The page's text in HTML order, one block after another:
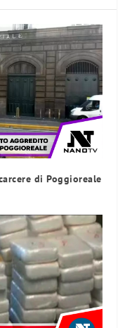
di Poggioreale